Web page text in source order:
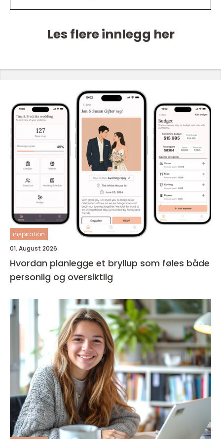
Les flere innlegg her
inspiration
01. August 2026
Hvordan planlegge et bryllup som føles både
personlig og oversiktlig